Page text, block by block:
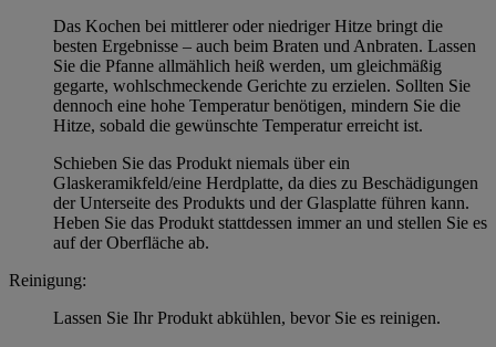
Das Kochen bei mittlerer oder niedriger Hitze bringt die
besten Ergebnisse – auch beim Braten und Anbraten. Lassen
Sie die Pfanne allmählich heiß werden, um gleichmäßig
gegarte, wohlschmeckende Gerichte zu erzielen. Sollten Sie
dennoch eine hohe Temperatur benötigen, mindern Sie die
Hitze, sobald die gewünschte Temperatur erreicht ist.
Schieben Sie das Produkt niemals über ein
Glaskeramikfeld/eine Herdplatte, da dies zu Beschädigungen
der Unterseite des Produkts und der Glasplatte führen kann.
Heben Sie das Produkt stattdessen immer an und stellen Sie es
auf der Oberfläche ab.
Reinigung:
Lassen Sie Ihr Produkt abkühlen, bevor Sie es reinigen.